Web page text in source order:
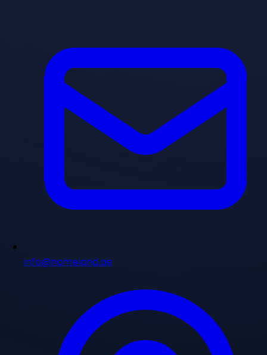
info@homeland.ae